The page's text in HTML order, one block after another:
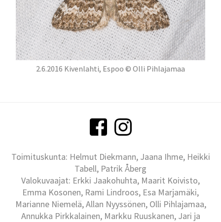
2.6.2016 Kivenlahti, Espoo © Olli Pihlajamaa
Toimituskunta: Helmut Diekmann, Jaana Ihme, Heikki
Tabell, Patrik Åberg
Valokuvaajat: Erkki Jaakohuhta, Maarit Koivisto,
Emma Kosonen, Rami Lindroos, Esa Marjamäki,
Marianne Niemelä, Allan Nyyssönen, Olli Pihlajamaa,
Annukka Pirkkalainen, Markku Ruuskanen, Jari ja